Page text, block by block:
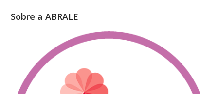
Sobre a ABRALE